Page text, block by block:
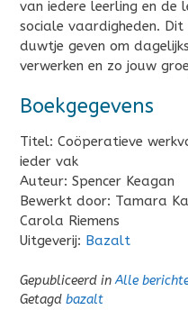
van iedere leerling en de
sociale vaardigheden. Dit
duwtje geven om
verwerken en zo jouw
Boekgegevens
Titel: Coöperatieve
ieder vak
Auteur: Spencer Keagan
Bewerkt door: Tamara
Carola Riemens
Uitgeverij: Bazalt
Gepubliceerd inAlle
Getagd bazalt